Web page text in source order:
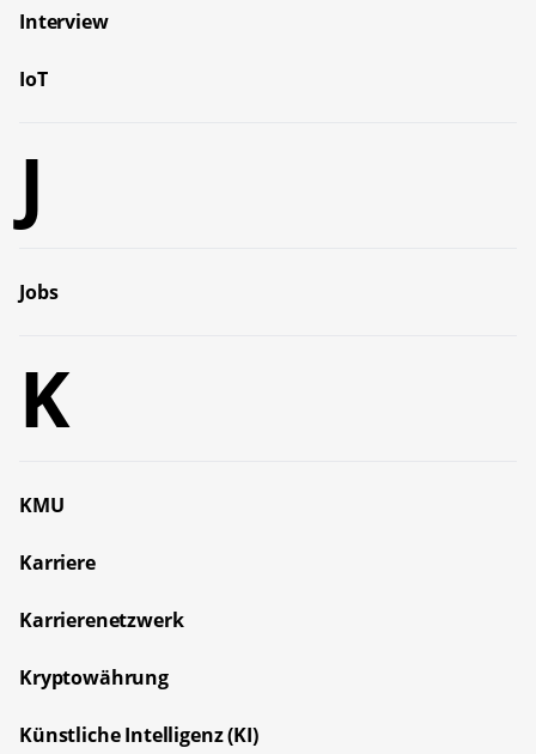
Interview
IoT
J
Jobs
K
KMU
Karriere
Karrierenetzwerk
Kryptowährung
Künstliche Intelligenz (KI)